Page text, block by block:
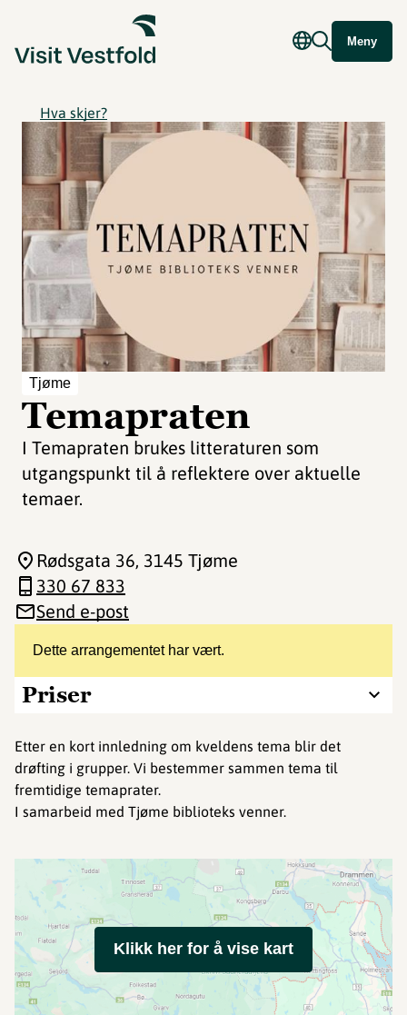
Meny
Hva skjer?
Tjøme
Temapraten
I Temapraten brukes litteraturen som
utgangspunkt til å reflektere over aktuelle
temaer.
Dette arrangementet har vært.
Priser
Etter en kort innledning om kveldens tema blir det
drøfting i grupper. Vi bestemmer sammen tema til
fremtidige temaprater.
I samarbeid med Tjøme biblioteks venner.
Rødsgata 36, 3145 Tjøme
330 67 833
Send e-post
Klikk her for å vise kart